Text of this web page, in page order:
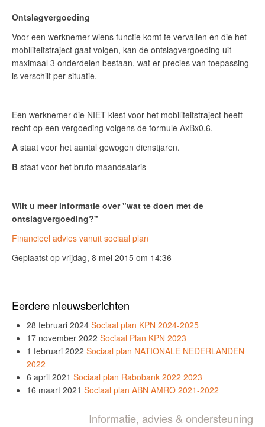
Ontslagvergoeding
Voor een werknemer wiens functie komt te vervallen en die het
mobiliteitstraject gaat volgen, kan de ontslagvergoeding uit
maximaal 3 onderdelen bestaan, wat er precies van toepassing
is verschilt per situatie.
Een werknemer die NIET kiest voor het mobiliteitstraject heeft
recht op een vergoeding volgens de formule AxBx0,6.
A staat voor het aantal gewogen dienstjaren.
B staat voor het bruto maandsalaris
Wilt u meer informatie over "wat te doen met de
ontslagvergoeding?"
Financieel advies vanuit sociaal plan
Geplaatst op vrijdag, 8 mei 2015 om 14:36
Eerdere nieuwsberichten
28 februari 2024 Sociaal plan KPN 2024-2025
17 november 2022 Sociaal Plan KPN 2023
1 februari 2022 Sociaal plan NATIONALE NEDERLANDEN
2022
6 april 2021 Sociaal plan Rabobank 2022 2023
16 maart 2021 Sociaal plan ABN AMRO 2021-2022
Informatie, advies & ondersteuning